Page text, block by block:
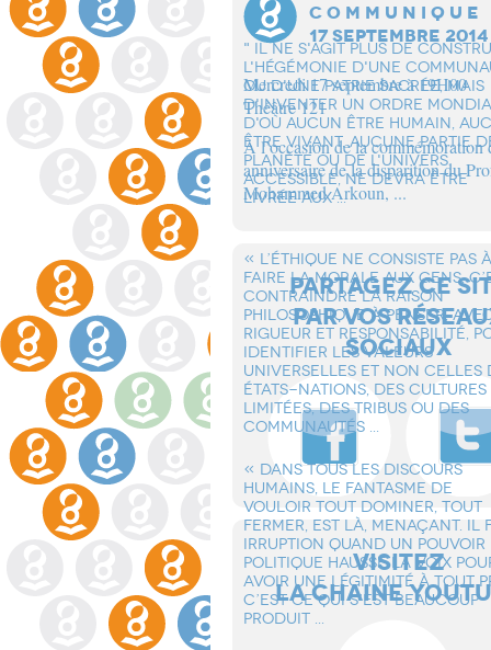
" IL NE S'AGIT PLUS DE
L'HÉGÉMONIE D'UNE
OU D'UNE PATRIE SACRÉE, MAIS
D'INVENTER UN ORDRE
D'OÙ AUCUN ÊTRE HUMAIN,
ÊTRE VIVANT, AUCUNE PARTIE
PLANÈTE OU DE L'UNIVERS
ACCESSIBLE, NE DEVRA ÊTRE
LIVRÉE AUX ...
« L’éTHIQUE NE CONSISTE PAS à
FAIRE LA MORALE AUX GENS.
CONTRAINDRE LA RAISON
PHILOSOPHIQUE à PENSER,
RIGUEUR ET RESPONSABILITé,
IDENTIFIER LES VALEURS
UNIVERSELLES ET NON CELLES
éTATS-NATIONS, DES CULTURES
LIMITéES, DES TRIBUS OU DES
COMMUNAUTéS ...
« DANS TOUS LES DISCOURS
HUMAINS, LE FANTASME DE
VOULOIR TOUT DOMINER, TOUT
FERMER, EST Là, MENAçANT. IL
IRRUPTION QUAND UN POUVOIR
POLITIQUE HAUSSE LA VOIX
AVOIR UNE LéGITIMITé à TOUT
C’EST CE QUI S’EST BEAUCOUP
PRODUIT ...
C O M M U N I Q U E
17 SEPTEMBRE 2014
Mercredi 17 septembre à 19H00
Théâtre 121
À l’occasion de la commémoration
anniversaire de la disparition du
Mohammed Arkoun, ...
PARTAGEZ CE
PAR VOS
SOCIAUX
VISITEZ
LA CHAINE